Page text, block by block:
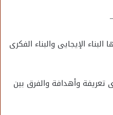
الإيجايى والبناء الفكرى
وأهدافة والفرق بين